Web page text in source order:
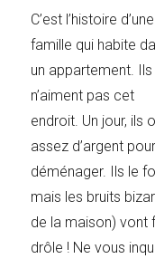
C’est l’histoire d’une
famille qui habite
un appartement. Ils
n’aiment pas cet
endroit. Un jour, ils
assez d’argent pour
déménager. Ils le
mais les bruits
de la maison) vont
drôle ! Ne vous